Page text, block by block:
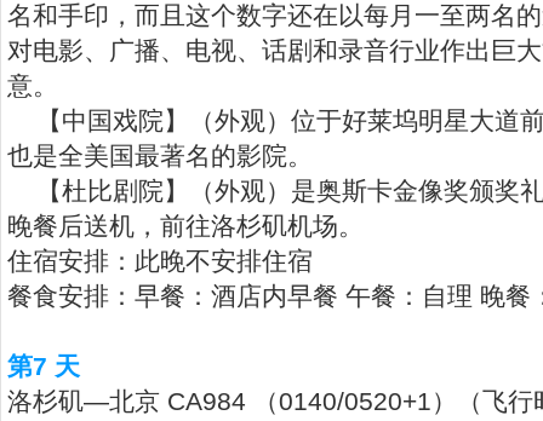
名和手印，而且这个数字还在以每月一至两名
对电影、广播、电视、话剧和录音行业作出巨
意。
【中国戏院】（外观）位于好莱坞明星大道
也是全美国最著名的影院。
【杜比剧院】（外观）是奥斯卡金像奖颁奖
晚餐后送机，前往洛杉矶机场。
住宿安排：此晚不安排住宿
餐食安排：早餐：酒店内早餐 午餐：自理 晚餐
第7 天
洛杉矶—北京 CA984 （0140/0520+1）（飞行